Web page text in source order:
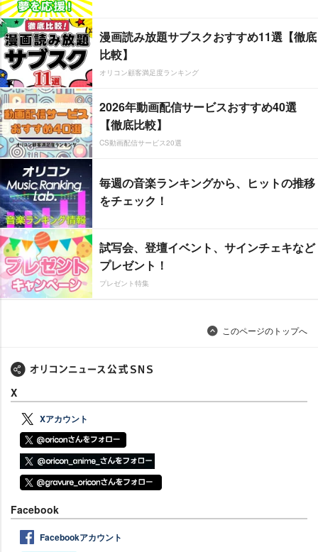
漫画読み放題サブスクおすすめ11選【徹底
比較】
オリコン顧客満足度ランキング
2026年動画配信サービスおすすめ40選
【徹底比較】
CS動画配信サービス20選
毎週の音楽ランキングから、ヒットの推移
をチェック！
試写会、登壇イベント、サインチェキなど
プレゼント！
プレゼント特集
このページのトップへ
X
Xアカウント
Facebook
Facebookアカウント